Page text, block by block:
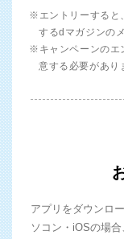
※エントリーすると
するdマガジンの
※キャンペーンのエ
意する必要があり
アプリをダウンロ
ソコン・iOSの場